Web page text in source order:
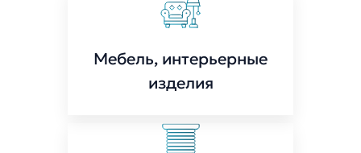
Мебель, интерьерные
изделия